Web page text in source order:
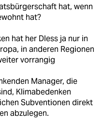
hat, wenn
hat?
hat her DIess ja nur in
in anderen Regionen
vorrangig
Manager, die
Klimabedenken
Subventionen direkt
abzulegen.